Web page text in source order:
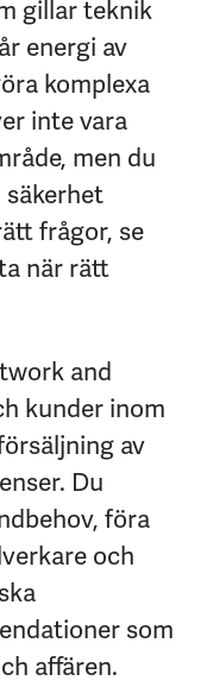
gillar teknik
energi av
komplexa
inte vara
men du
frågor, se
när rätt
and
kunder inom
av
Du
föra
och
som
affären.